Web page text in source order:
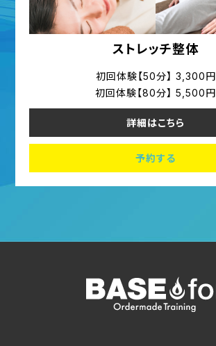
ストレッチ整体
初回体験【50分】 3,300円
初回体験【80分】 5,500円
詳細はこちら
予約する